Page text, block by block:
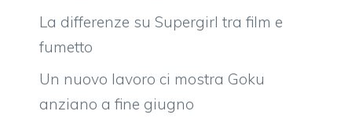
La differenze su Supergirl tra film e
fumetto
Un nuovo lavoro ci mostra Goku
anziano a fine giugno